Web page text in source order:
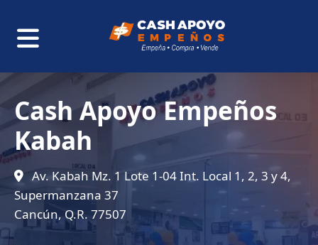
Cash Apoyo Empeños
Kabah
Av. Kabah Mz. 1 Lote 1-04 Int. Local 1, 2, 3 y 4,
Supermanzana 37
Cancún, Q.R. 77507